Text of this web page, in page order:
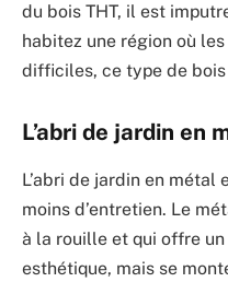
du bois THT, il est
habitez une région où
difficiles, ce type de
L’abri de jardin en
L’abri de jardin en
moins d’entretien. Le
à la rouille et qui offre
esthétique, mais se